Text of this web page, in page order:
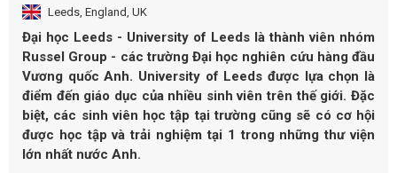
Leeds, England, UK
Đại học Leeds - University of Leeds là thành viên nhóm
Russel Group - các trường Đại học nghiên cứu hàng đầu
Vương quốc Anh. University of Leeds được lựa chọn là
điểm đến giáo dục của nhiều sinh viên trên thế giới. Đặc
biệt, các sinh viên học tập tại trường cũng sẽ có cơ hội
được học tập và trải nghiệm tại 1 trong những thư viện
lớn nhất nước Anh.